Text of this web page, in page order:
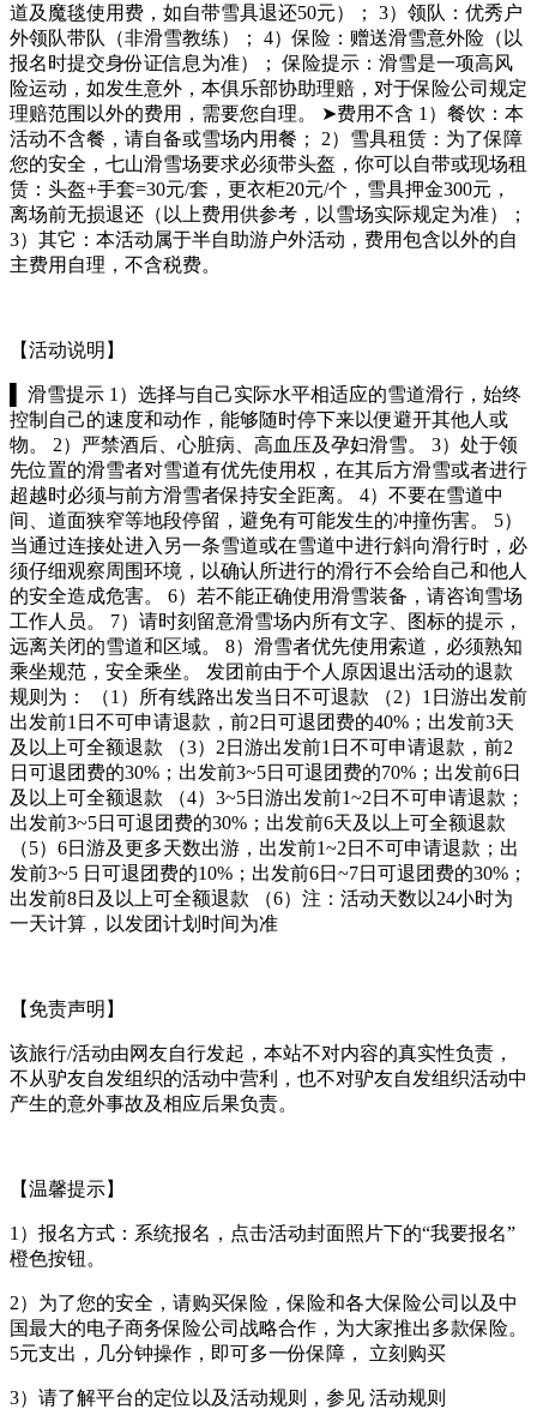
道及魔毯使用费，如自带雪具退还50元）； 3）领队：优秀户
外领队带队（非滑雪教练）； 4）保险：赠送滑雪意外险（以
报名时提交身份证信息为准）； 保险提示：滑雪是一项高风
险运动，如发生意外，本俱乐部协助理赔，对于保险公司规定
理赔范围以外的费用，需要您自理。 ➤费用不含 1）餐饮：本
活动不含餐，请自备或雪场内用餐； 2）雪具租赁：为了保障
您的安全，七山滑雪场要求必须带头盔，你可以自带或现场租
赁：头盔+手套=30元/套，更衣柜20元/个，雪具押金300元，
离场前无损退还（以上费用供参考，以雪场实际规定为准）；
3）其它：本活动属于半自助游户外活动，费用包含以外的自
主费用自理，不含税费。
【活动说明】
▌ 滑雪提示 1）选择与自己实际水平相适应的雪道滑行，始终
控制自己的速度和动作，能够随时停下来以便避开其他人或
物。 2）严禁酒后、心脏病、高血压及孕妇滑雪。 3）处于领
先位置的滑雪者对雪道有优先使用权，在其后方滑雪或者进行
超越时必须与前方滑雪者保持安全距离。 4）不要在雪道中
间、道面狭窄等地段停留，避免有可能发生的冲撞伤害。 5）
当通过连接处进入另一条雪道或在雪道中进行斜向滑行时，必
须仔细观察周围环境，以确认所进行的滑行不会给自己和他人
的安全造成危害。 6）若不能正确使用滑雪装备，请咨询雪场
工作人员。 7）请时刻留意滑雪场内所有文字、图标的提示，
远离关闭的雪道和区域。 8）滑雪者优先使用索道，必须熟知
乘坐规范，安全乘坐。 发团前由于个人原因退出活动的退款
规则为： （1）所有线路出发当日不可退款 （2）1日游出发前
出发前1日不可申请退款，前2日可退团费的40%；出发前3天
及以上可全额退款 （3）2日游出发前1日不可申请退款，前2
日可退团费的30%；出发前3~5日可退团费的70%；出发前6日
及以上可全额退款 （4）3~5日游出发前1~2日不可申请退款；
出发前3~5日可退团费的30%；出发前6天及以上可全额退款
（5）6日游及更多天数出游，出发前1~2日不可申请退款；出
发前3~5 日可退团费的10%；出发前6日~7日可退团费的30%；
出发前8日及以上可全额退款 （6）注：活动天数以24小时为
一天计算，以发团计划时间为准
【免责声明】
该旅行/活动由网友自行发起，本站不对内容的真实性负责，
不从驴友自发组织的活动中营利，也不对驴友自发组织活动中
产生的意外事故及相应后果负责。
【温馨提示】
1）报名方式：系统报名，点击活动封面照片下的“我要报名”
橙色按钮。
2）为了您的安全，请购买保险，保险和各大保险公司以及中
国最大的电子商务保险公司战略合作，为大家推出多款保险。
5元支出，几分钟操作，即可多一份保障， 立刻购买
3）请了解平台的定位以及活动规则，参见 活动规则